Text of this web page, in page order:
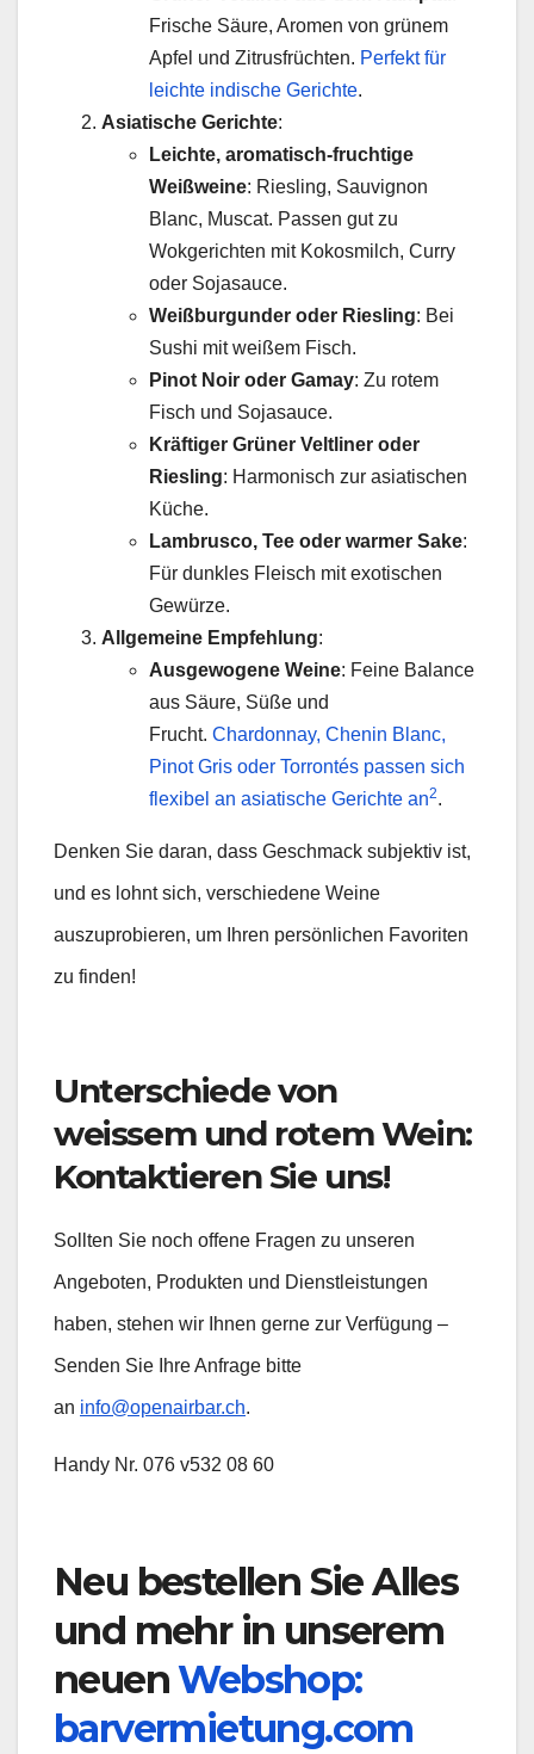
Frische Säure, Aromen von grünem
Apfel und Zitrusfrüchten. Perfekt für
leichte indische Gerichte.
Asiatische Gerichte:
Leichte, aromatisch-fruchtige
Weißweine: Riesling, Sauvignon
Blanc, Muscat. Passen gut zu
Wokgerichten mit Kokosmilch, Curry
oder Sojasauce.
Weißburgunder oder Riesling: Bei
Sushi mit weißem Fisch.
Pinot Noir oder Gamay: Zu rotem
Fisch und Sojasauce.
Kräftiger Grüner Veltliner oder
Riesling: Harmonisch zur asiatischen
Küche.
Lambrusco, Tee oder warmer Sake:
Für dunkles Fleisch mit exotischen
Gewürze.
Allgemeine Empfehlung:
Ausgewogene Weine: Feine Balance
aus Säure, Süße und
Frucht. Chardonnay, Chenin Blanc,
Pinot Gris oder Torrontés passen sich
flexibel an asiatische Gerichte an2.
Denken Sie daran, dass Geschmack subjektiv ist,
und es lohnt sich, verschiedene Weine
auszuprobieren, um Ihren persönlichen Favoriten
zu finden!
Unterschiede von
weissem und rotem Wein:
Kontaktieren Sie uns!
Sollten Sie noch offene Fragen zu unseren
Angeboten, Produkten und Dienstleistungen
haben, stehen wir Ihnen gerne zur Verfügung –
Senden Sie Ihre Anfrage bitte
an info@openairbar.ch.
Handy Nr. 076 v532 08 60
Neu bestellen Sie Alles
und mehr in unserem
neuenWebshop:
barvermietung.com